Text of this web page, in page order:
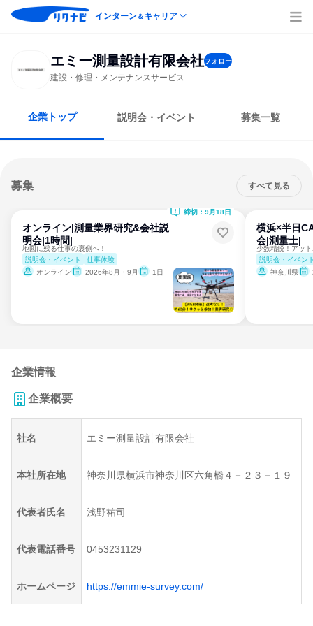
インターン＆キャリア
エミー測量設計有限会社フォロー
建設・修理・メンテナンスサービス
企業トップ 説明会・イベント 募集一覧
募集 すべて見る
オンライン|測量業界研究&会社説
明会|1時間|
地図に残る仕事の裏側へ！
説明会・イベント
仕事体験
オンライン
2026年8月・9月 1日
締切：9月18日
横浜×半日
会|測量士|
説明会・イベン
神奈川県
企業情報
企業概要
社名 エミー測量設計有限会社
本社所在地 神奈川県横浜市神奈川区六角橋４－２３－１９
代表者氏名 浅野祐司
代表電話番号 0453231129
ホームページ https://emmie-survey.com/